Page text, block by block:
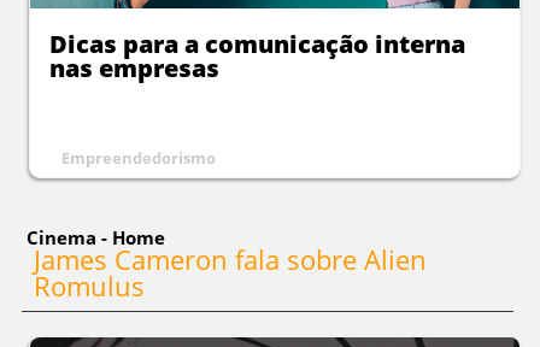
Dicas para a comunicação interna
nas empresas
Empreendedorismo
Cinema - Home
James Cameron fala sobre Alien
Romulus